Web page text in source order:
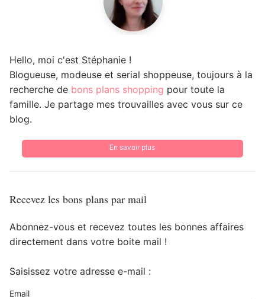
Hello, moi c'est Stéphanie !
Blogueuse, modeuse et serial shoppeuse, toujours à la
recherche de bons plans shopping pour toute la
famille. Je partage mes trouvailles avec vous sur ce
blog.
En savoir plus
Recevez les bons plans par mail
Abonnez-vous et recevez toutes les bonnes affaires
directement dans votre boite mail !
Saisissez votre adresse e-mail :
Email